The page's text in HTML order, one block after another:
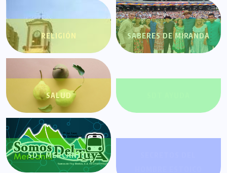
RELIGIÓN SABERES DE MIRANDA
SALUD
SDT MERCANTIL